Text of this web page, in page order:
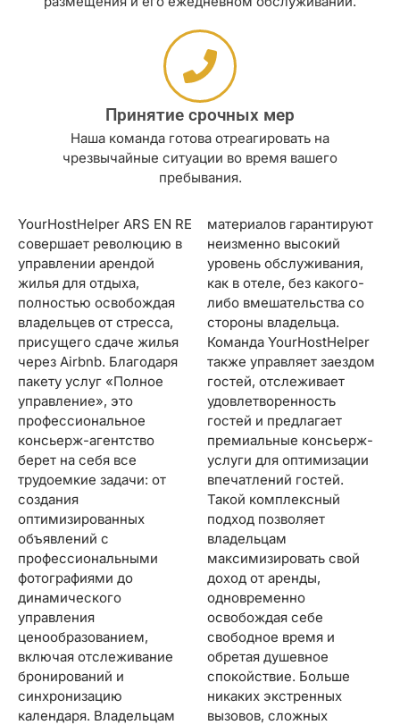
Принятие срочных мер
Наша команда готова отреагировать на
чрезвычайные ситуации во время вашего
пребывания.
YourHostHelper ARS EN RE
совершает революцию в
управлении арендой
жилья для отдыха,
полностью освобождая
владельцев от стресса,
присущего сдаче жилья
через Airbnb. Благодаря
пакету услуг «Полное
управление», это
профессиональное
консьерж-агентство
берет на себя все
трудоемкие задачи: от
создания
оптимизированных
объявлений с
профессиональными
фотографиями до
динамического
управления
ценообразованием,
включая отслеживание
бронирований и
синхронизацию
календаря. Владельцам
материалов гарантируют
неизменно высокий
уровень обслуживания,
как в отеле, без какого-
либо вмешательства со
стороны владельца.
Команда YourHostHelper
также управляет заездом
гостей, отслеживает
удовлетворенность
гостей и предлагает
премиальные консьерж-
услуги для оптимизации
впечатлений гостей.
Такой комплексный
подход позволяет
владельцам
максимизировать свой
доход от аренды,
одновременно
освобождая себе
свободное время и
обретая душевное
спокойствие. Больше
никаких экстренных
вызовов, сложных